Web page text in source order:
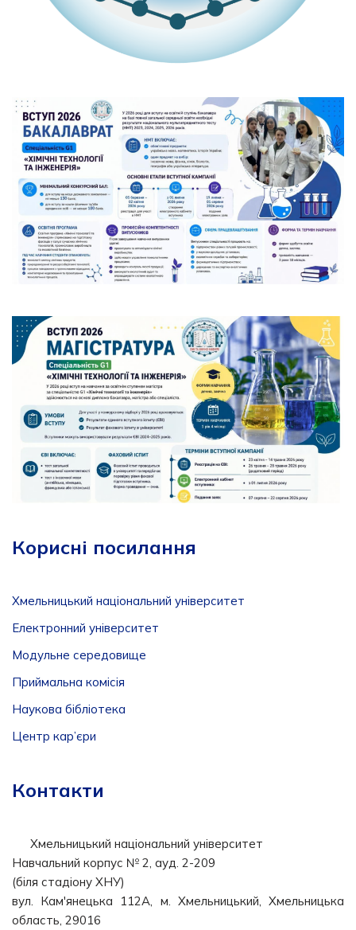
Корисні посилання
Хмельницький національний університет
Електронний університет
Модульне середовище
Приймальна комісія
Наукова бібліотека
Центр кар’єри
Контакти
Хмельницький національний університет
Навчальний корпус № 2, ауд. 2-209
(біля стадіону ХНУ)
вул. Кам'янецька 112А, м. Хмельницький, Хмельницька
область, 29016